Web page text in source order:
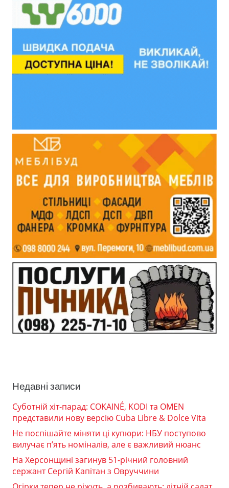
Недавні записи
Суботній хіт-парад: COKAINÉ, KODI та OMEN
представили нову версію Cuba Libre & Dolce Vita
Не поспішайте міняти ці купюри: НБУ поступово
вилучає п’ять номіналів, але є важливий нюанс
На Херсонщині загинув 51-річний головний
сержант Сергій Капітан з Овруччини